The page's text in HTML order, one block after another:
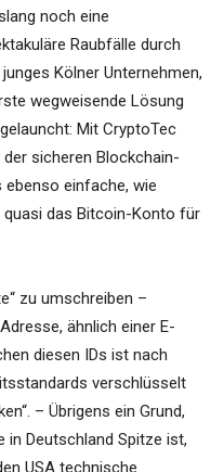
noch eine
Raubfälle durch
Kölner Unternehmen,
wegweisende Lösung
Mit CryptoTec
sicheren Blockchain-
einfache, wie
das Bitcoin-Konto für
zu umschreiben –
ähnlich einer E-
diesen IDs ist nach
verschlüsselt
– Übrigens ein Grund,
in Deutschland Spitze ist,
USA technische